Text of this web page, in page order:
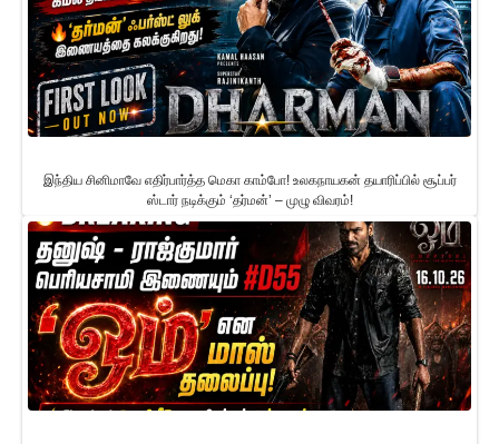
இந்திய சினிமாவே எதிர்பார்த்த மெகா காம்போ! உலகநாயகன் தயாரிப்பில் சூப்பர்
ஸ்டார் நடிக்கும் ‘தர்மன்’ – முழு விவரம்!